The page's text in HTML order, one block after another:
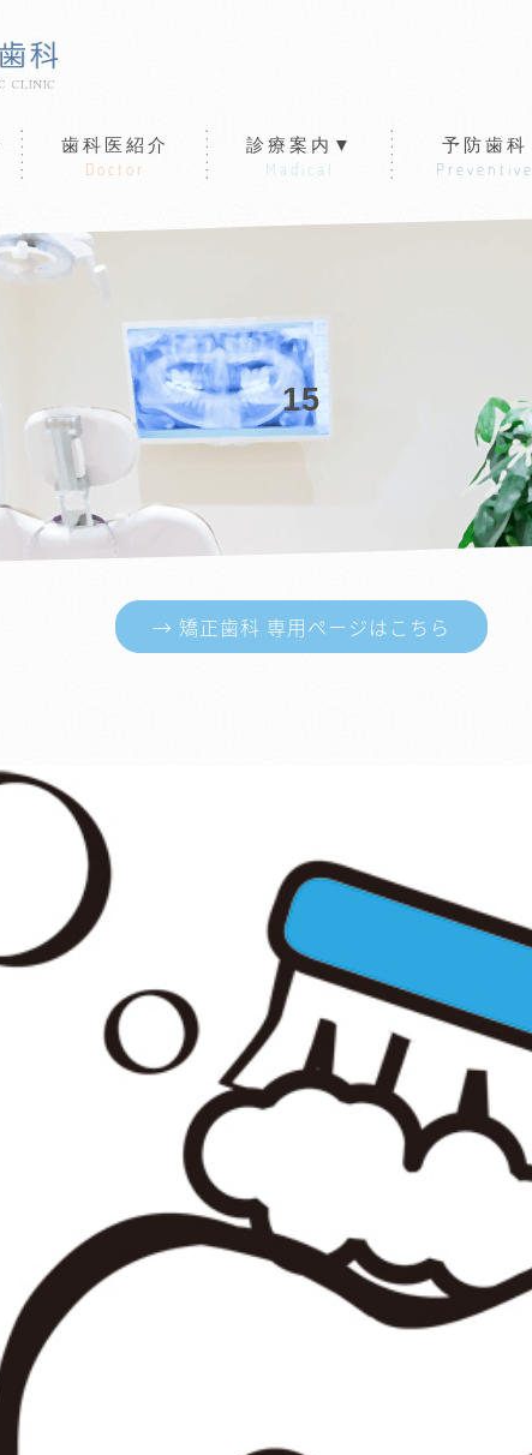
歯科医紹介
Doctor
診療案内▼
Madical
予防歯科
Preventive
15
→ 矯正歯科 専用ページはこちら